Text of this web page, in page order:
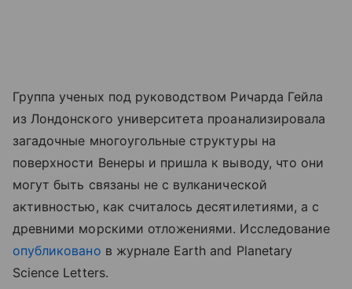
Группа ученых под руководством Ричарда Гейла
из Лондонского университета проанализировала
загадочные многоугольные структуры на
поверхности Венеры и пришла к выводу, что они
могут быть связаны не с вулканической
активностью, как считалось десятилетиями, а с
древними морскими отложениями. Исследование
опубликовано в журнале Earth and Planetary
Science Letters.